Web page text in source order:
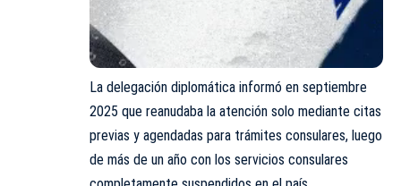
La delegación diplomática informó en septiembre
2025 que reanudaba la atención solo mediante citas
previas y agendadas para trámites consulares, luego
de más de un año con los servicios consulares